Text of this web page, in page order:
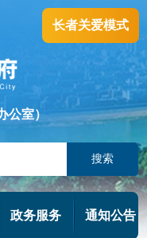
长者关爱模式
公室）
搜索
政务服务 通知公告